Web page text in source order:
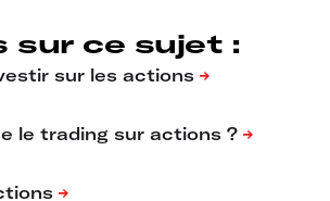
sur ce sujet :